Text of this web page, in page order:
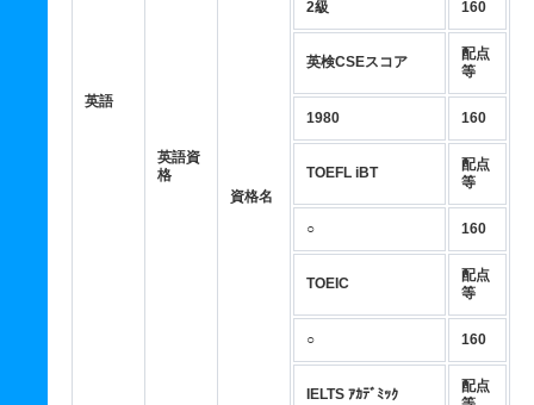
英語
英語資
格
資格名
2級 160
英検CSEスコア
配点
等
1980 160
TOEFL iBT
配点
等
○ 160
TOEIC
配点
等
○ 160
IELTS ｱｶﾃﾞﾐｯｸ
配点